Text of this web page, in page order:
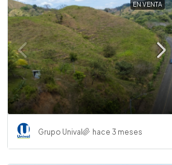
EN VENTA
Grupo Unival hace 3 meses